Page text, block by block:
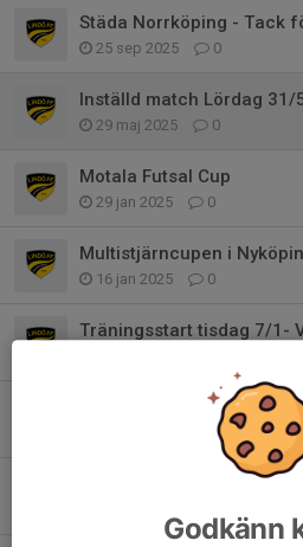
Städa Norrköping - Tack
25 sep 2025 0
Inställd match Lördag 31/
29 maj 2025 0
Motala Futsal Cup
29 jan 2025 0
Multistjärncupen i
16 jan 2025 0
Träningsstart tisdag 7/1-
Föräldramöte imorgon
0
12/10 kl 15 IFK-
Godkänn